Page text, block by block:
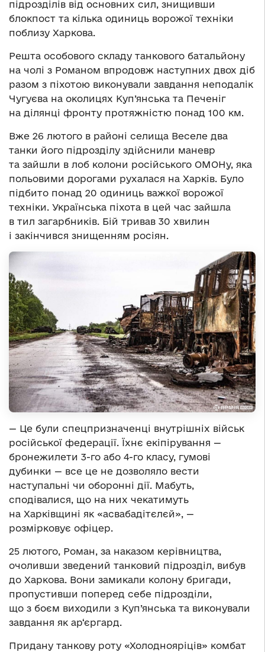
підрозділів від основних сил, знищивши
блокпост та кілька одиниць ворожої техніки
поблизу Харкова.
Решта особового складу танкового батальйону
на чолі з Романом впродовж наступних двох діб
разом з піхотою виконували завдання неподалік
Чугуєва на околицях Куп’янська та Печеніг
на ділянці фронту протяжністю понад 100 км.
Вже 26 лютого в районі селища Веселе два
танки його підрозділу здійснили маневр
та зайшли в лоб колони російського ОМОНу, яка
польовими дорогами рухалася на Харків. Було
підбито понад 20 одиниць важкої ворожої
техніки. Українська піхота в цей час зайшла
в тил загарбників. Бій тривав 30 хвилин
і закінчився знищенням росіян.
— Це були спецпризначенці внутрішніх військ
російської федерації. Їхнє екіпірування —
бронежилети 3-го або 4-го класу, гумові
дубинки — все це не дозволяло вести
наступальні чи оборонні дії. Мабуть,
сподівалися, що на них чекатимуть
на Харківщині як «асвабадітєлєй», —
розмірковує офіцер.
25 лютого, Роман, за наказом керівництва,
очоливши зведений танковий підрозділ, вибув
до Харкова. Вони замикали колону бригади,
пропустивши поперед себе підрозділи,
що з боєм виходили з Куп’янська та виконували
завдання як ар‘єргард.
Придану танкову роту «Холоднояріців» комбат